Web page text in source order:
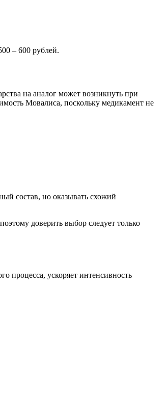
– 600 рублей.
на аналог может возникнуть при
Мовалиса, поскольку медикамент не
состав, но оказывать схожий
доверить выбор следует только
процесса, ускоряет интенсивность